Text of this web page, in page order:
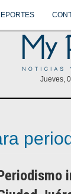
Jueves,